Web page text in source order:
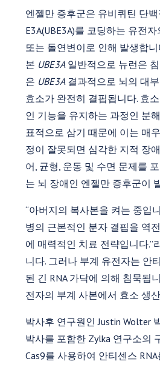
엔젤만 증후군은 유비퀴틴 단
E3A(UBE3A)를 코딩하는 유전
또는 돌연변이로 인해 발생합
본 UBE3A 일반적으로 뉴런은
은 UBE3A 결과적으로 뇌의 대
효소가 완전히 결핍됩니다. 효
인 기능을 유지하는 과정인 분
표적으로 삼기 때문에 이는 매
정이 잘못되면 심각한 지적 장
어, 균형, 운동 및 수면 문제를
는 뇌 장애인 엔젤만 증후군이
“아버지의 복사본을 켜는 중입
병의 근본적인 분자 결핍을 역
에 매력적인 치료 전략입니다.”
니다. 그러나 부계 유전자는 안
된 긴 RNA 가닥에 의해 침묵됩
전자의 부계 사본에서 효소 생
박사후 연구원인 Justin Wolter
박사를 포함한 Zylka 연구소의
Cas9를 사용하여 안티센스